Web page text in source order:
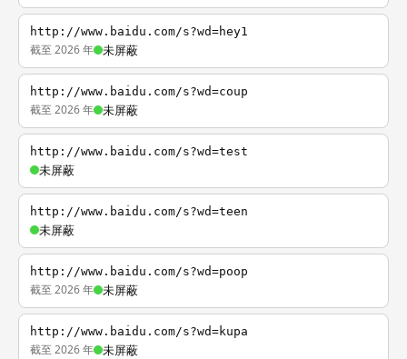
http://www.baidu.com/s?wd=hey1
截至 2026 年 未屏蔽
http://www.baidu.com/s?wd=coup
截至 2026 年 未屏蔽
http://www.baidu.com/s?wd=test
未屏蔽
http://www.baidu.com/s?wd=teen
未屏蔽
http://www.baidu.com/s?wd=poop
截至 2026 年 未屏蔽
http://www.baidu.com/s?wd=kupa
截至 2026 年 未屏蔽